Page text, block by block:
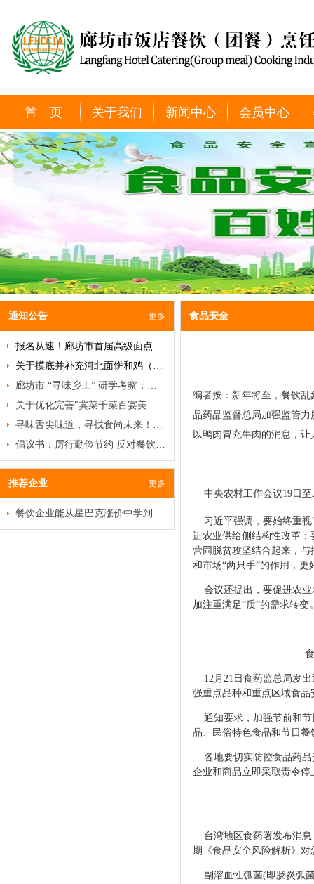
首 页 关于我们 新闻中心 会员中心
通知公告 更多
报名从速！廊坊市首届高级面点研修班即将开班！
关于摸底并补充河北面饼和鸡（禽）类名品、名吃、名菜的通知
廊坊市 “寻味乡土” 研学考察：破局餐饮低迷，挖掘乡土菜商机
关于优化完善"冀菜千菜百宴美食名录"及甄选推荐"河北冀菜百菜百品"活动的通知
寻味舌尖味道，寻找食尚未来！特色食材品鉴沙龙邀您赴约
倡议书：厉行勤俭节约 反对餐饮浪费
推荐企业 更多
餐饮企业能从星巴克涨价中学到什么？
食品安全
编者按：新年将至，餐饮乱
品药品监督总局加强监管
以鸭肉冒充牛肉的消息，
中央农村工作会议19日至
习近平强调，要始终重视
进农业供给侧结构性改革
营同脱贫攻坚结合起来，
和市场“两只手”的作用，更
会议还提出，要促进农业
加注重满足“质”的需求转变
12月21日食药监总局发出
强重点品种和重点区域食
通知要求，加强节前和节
品、民俗特色食品和节日
各地要切实防控食品药
企业和商品立即采取责令
台湾地区食药署发布消息
期《食品安全风险解析》对
副溶血性弧菌(即肠炎弧